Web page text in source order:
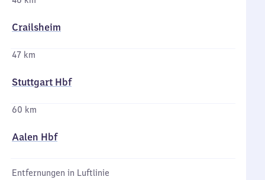
Crailsheim
47 km
Stuttgart Hbf
60 km
Aalen Hbf
Entfernungen in Luftlinie